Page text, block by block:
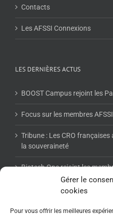
Gérer le
cookies
Pour vous offrir les meilleures
Contacts
Les AFSSI Connexions
LES DERNIÈRES ACTUS
BOOST Campus rejoint les
Focus sur les membres
Tribune : Les CRO
la souveraineté
Biotech One rejoint les
NEWSLETTER AFSSI